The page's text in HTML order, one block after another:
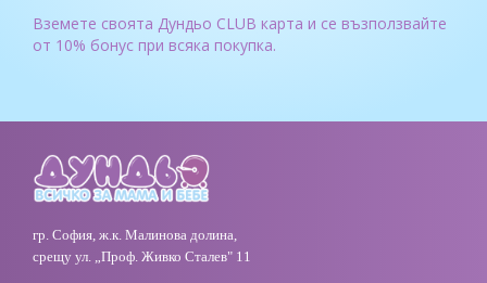
Вземете своята Дундьо CLUB карта и се възползвайте
от 10% бонус при всяка покупка.
гр. София, ж.к. Малинова долина,
срещу ул. „Проф. Живко Сталев" 11